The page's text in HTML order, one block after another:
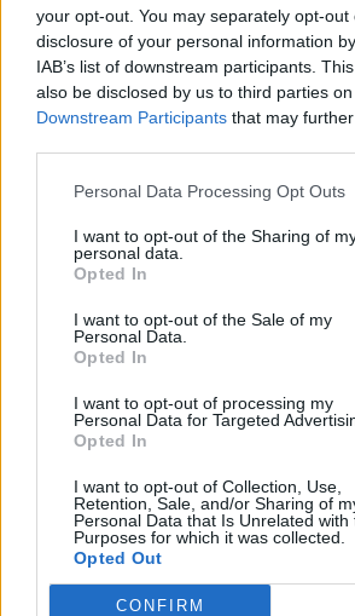
your opt-out. You may separately opt-
disclosure of your personal information
IAB’s list of downstream participants.
also be disclosed by us to third parties
Downstream Participants that may
Personal Data Processing Opt Outs
I want to opt-out of the Sharing of
personal data.
Opted In
I want to opt-out of the Sale of my
Personal Data.
Opted In
I want to opt-out of processing my
Personal Data for Targeted
Opted In
I want to opt-out of Collection, Use,
Retention, Sale, and/or Sharing of
Personal Data that Is Unrelated with
Purposes for which it was collected.
Opted Out
CONFIRM
La storia di JPR Williams: un
caso